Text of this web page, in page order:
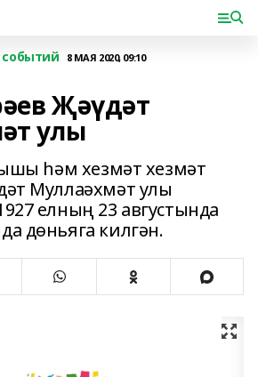
8 МАЯ 2020, 09:10
Җәүдәт
улы
һәм хезмәт хезмәт
Муллаәхмәт улы
елның 23 августында
дөньяга килгән.